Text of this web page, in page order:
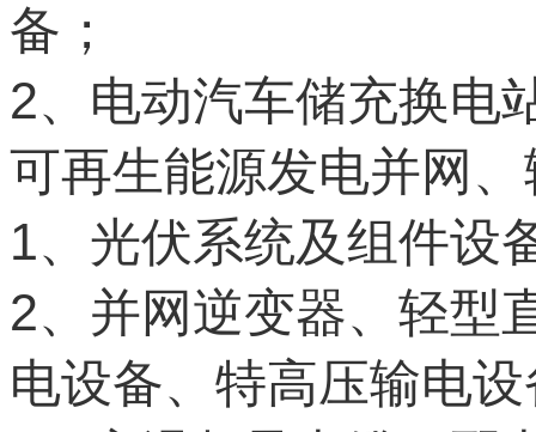
备；
2、电动汽车储充换电
可再生能源发电并网
1、光伏系统及组件设
2、并网逆变器、轻型
电设备、特高压输电